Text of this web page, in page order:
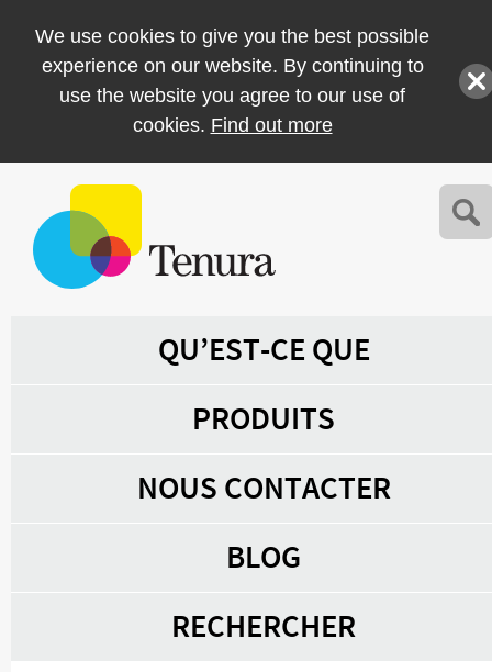
We use cookies to give you the best possible
experience on our website. By continuing to
use the website you agree to our use of
cookies. Find out more
QU’EST-CE QUE
PRODUITS
NOUS CONTACTER
BLOG
RECHERCHER